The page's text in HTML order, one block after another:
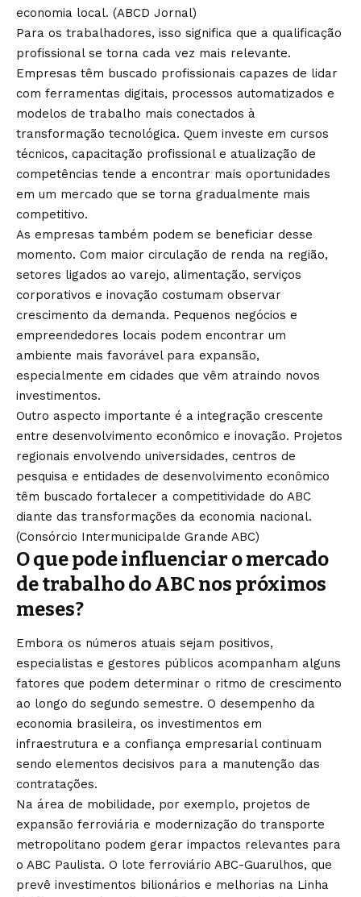
economia local. (ABCD Jornal)
Para os trabalhadores, isso significa que a qualificação
profissional se torna cada vez mais relevante.
Empresas têm buscado profissionais capazes de lidar
com ferramentas digitais, processos automatizados e
modelos de trabalho mais conectados à
transformação tecnológica. Quem investe em cursos
técnicos, capacitação profissional e atualização de
competências tende a encontrar mais oportunidades
em um mercado que se torna gradualmente mais
competitivo.
As empresas também podem se beneficiar desse
momento. Com maior circulação de renda na região,
setores ligados ao varejo, alimentação, serviços
corporativos e inovação costumam observar
crescimento da demanda. Pequenos negócios e
empreendedores locais podem encontrar um
ambiente mais favorável para expansão,
especialmente em cidades que vêm atraindo novos
investimentos.
Outro aspecto importante é a integração crescente
entre desenvolvimento econômico e inovação. Projetos
regionais envolvendo universidades, centros de
pesquisa e entidades de desenvolvimento econômico
têm buscado fortalecer a competitividade do ABC
diante das transformações da economia nacional.
(Consórcio Intermunicipalde Grande ABC)
O que pode influenciar o mercado
de trabalho do ABC nos próximos
meses?
Embora os números atuais sejam positivos,
especialistas e gestores públicos acompanham alguns
fatores que podem determinar o ritmo de crescimento
ao longo do segundo semestre. O desempenho da
economia brasileira, os investimentos em
infraestrutura e a confiança empresarial continuam
sendo elementos decisivos para a manutenção das
contratações.
Na área de mobilidade, por exemplo, projetos de
expansão ferroviária e modernização do transporte
metropolitano podem gerar impactos relevantes para
o ABC Paulista. O lote ferroviário ABC-Guarulhos, que
prevê investimentos bilionários e melhorias na Linha